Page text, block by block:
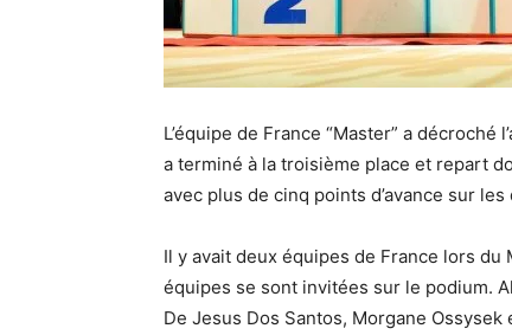
L’équipe de France “Master” a décroché
a terminé à la troisième place et repart
avec plus de cinq points d’avance sur les
Il y avait deux équipes de France lors
équipes se sont invitées sur le podium.
De Jesus Dos Santos, Morgane